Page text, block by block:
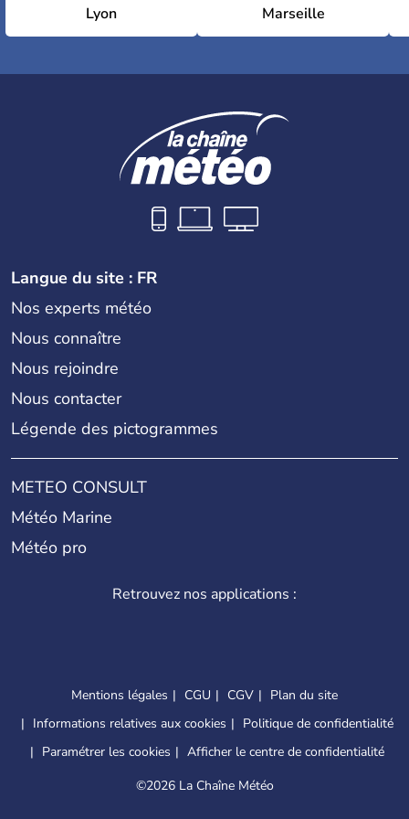
Lyon Marseille
Langue du site : FR
Nos experts météo
Nous connaître
Nous rejoindre
Nous contacter
Légende des pictogrammes
METEO CONSULT
Météo Marine
Météo pro
Retrouvez nos applications :
Mentions légales CGU CGV
Plan du site
Informations relatives aux cookies
Politique de confidentialité
Paramétrer les cookies
Afficher le centre de confidentialité
©2026 La Chaîne Météo